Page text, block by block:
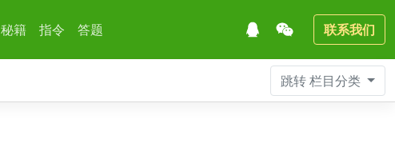
秘籍 指令 答题 联系我们
跳转栏目分类